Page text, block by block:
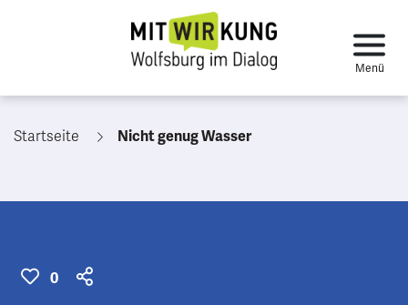
Startseite Nicht genug Wasser
0